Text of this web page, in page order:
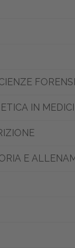
FORENSI
IN
E